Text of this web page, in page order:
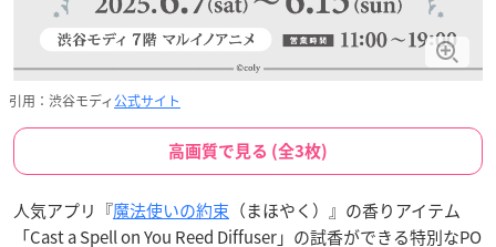
引用：渋谷モディ公式サイト
高画質で見る (全3枚)
人気アプリ『魔法使いの約束 （まほやく）』の香りアイテム
「Cast a Spell on You Reed Diffuser」の試香ができる特別なPO